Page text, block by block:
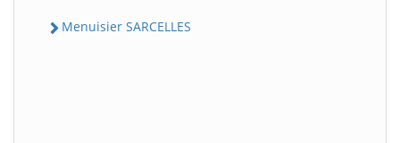
Menuisier SARCELLES